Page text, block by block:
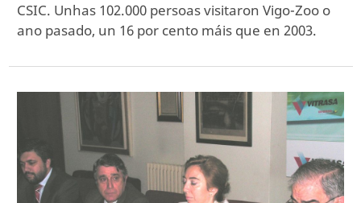
CSIC. Unhas 102.000 persoas visitaron Vigo-Zoo o
ano pasado, un 16 por cento máis que en 2003.